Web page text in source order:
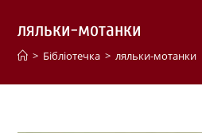
ляльки-мотанки
> Бібліотечка > ляльки-мотанки